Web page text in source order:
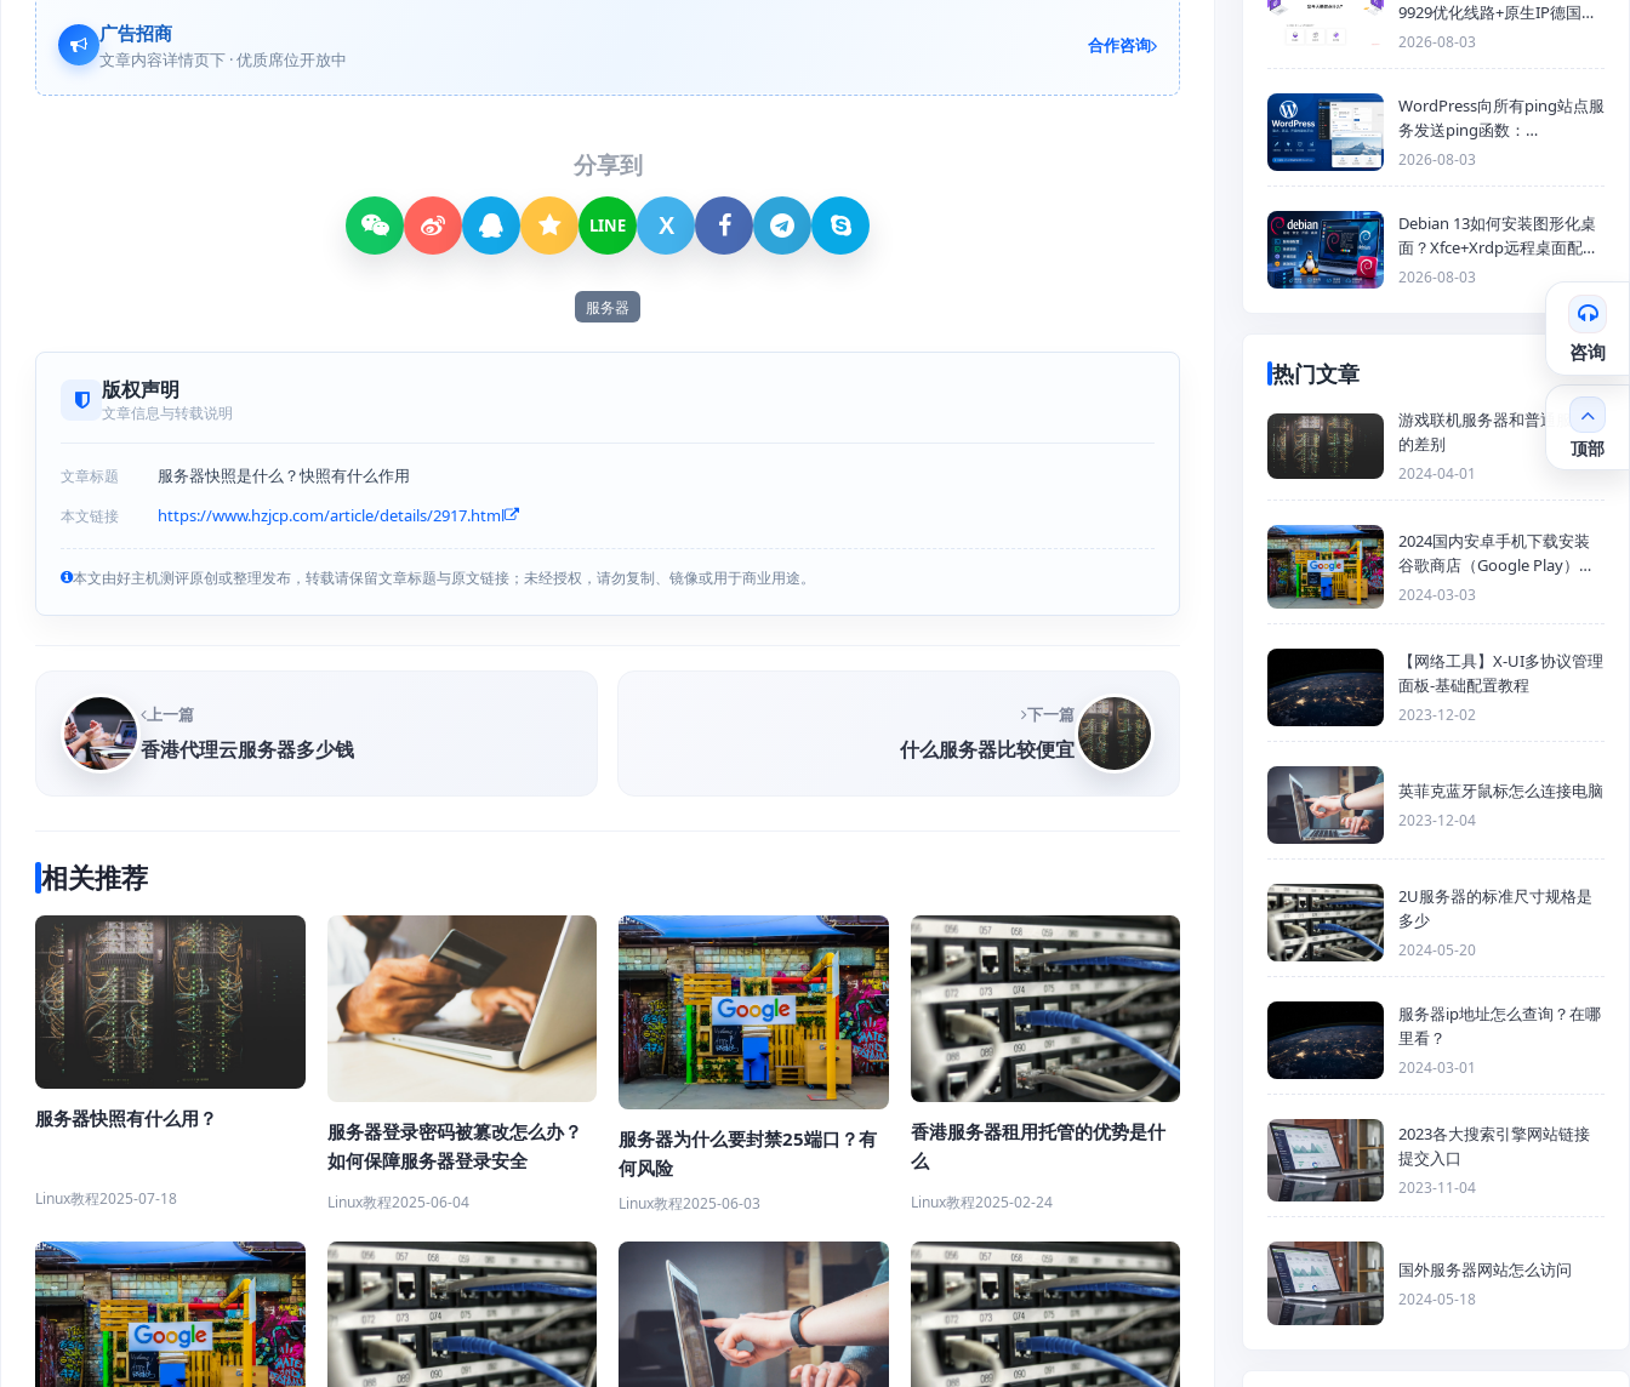
广告招商
文章内容详情页下 · 优质席位开放中
合作咨询
分享到
LINE X
服务器
版权声明
文章信息与转载说明
文章标题 服务器快照是什么？快照有什么作用
本文链接 https://www.hzjcp.com/article/details/2917.html
本文由好主机测评原创或整理发布，转载请保留文章标题与原文链接；未经授权，请勿复制、镜像或用于商业用途。
上一篇
香港代理云服务器多少钱
下一篇
什么服务器比较便宜
相关推荐
服务器快照有什么用？
Linux教程2025-07-18
服务器登录密码被篡改怎么办？
如何保障服务器登录安全
Linux教程2025-06-04
服务器为什么要封禁25端口？有
何风险
Linux教程2025-06-03
香港服务器租用托管的优势是什
么
Linux教程2025-02-24
9929优化线路+原生IP德国
KVM VPS推荐
2026-08-03
WordPress向所有ping站点服
务发送ping函数：
generic_ping
2026-08-03
Debian 13如何安装图形化桌
面？Xfce+Xrdp远程桌面配置
教程
2026-08-03
热门文章
游戏联机服务器和普通服务器
的差别
2024-04-01
2024国内安卓手机下载安装
谷歌商店（Google Play）详
细步骤
2024-03-03
【网络工具】X-UI多协议管理
面板-基础配置教程
2023-12-02
英菲克蓝牙鼠标怎么连接电脑
2023-12-04
2U服务器的标准尺寸规格是
多少
2024-05-20
服务器ip地址怎么查询？在哪
里看？
2024-03-01
2023各大搜索引擎网站链接
提交入口
2023-11-04
国外服务器网站怎么访问
2024-05-18
咨询
顶部